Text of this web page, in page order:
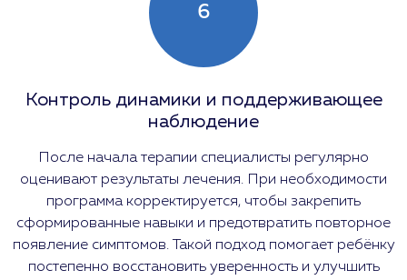
6
Контроль динамики и поддерживающее
наблюдение
После начала терапии специалисты регулярно
оценивают результаты лечения. При необходимости
программа корректируется, чтобы закрепить
сформированные навыки и предотвратить повторное
появление симптомов. Такой подход помогает ребёнку
постепенно восстановить уверенность и улучшить